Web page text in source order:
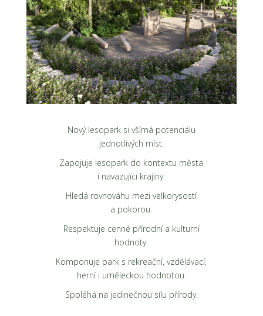
Nový lesopark si všímá potenciálu
jednotlivých míst.
Zapojuje lesopark do kontextu města
i navazující krajiny.
Hledá rovnováhu mezi velkorysostí
a pokorou.
Respektuje cenné přírodní a kulturní
hodnoty.
Komponuje park s rekreační, vzdělávací,
herní i uměleckou hodnotou.
Spoléhá na jedinečnou sílu přírody.